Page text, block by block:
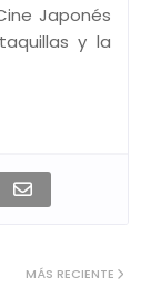
Japonés
y la
MÁS RECIENTE